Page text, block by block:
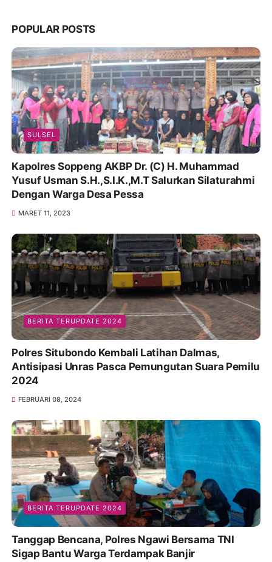
POPULAR POSTS
SULSEL
Kapolres Soppeng AKBP Dr. (C) H. Muhammad
Yusuf Usman S.H.,S.I.K.,M.T Salurkan Silaturahmi
Dengan Warga Desa Pessa
MARET 11, 2023
BERITA TERUPDATE 2024
Polres Situbondo Kembali Latihan Dalmas,
Antisipasi Unras Pasca Pemungutan Suara Pemilu
2024
FEBRUARI 08, 2024
BERITA TERUPDATE 2024
Tanggap Bencana, Polres Ngawi Bersama TNI
Sigap Bantu Warga Terdampak Banjir